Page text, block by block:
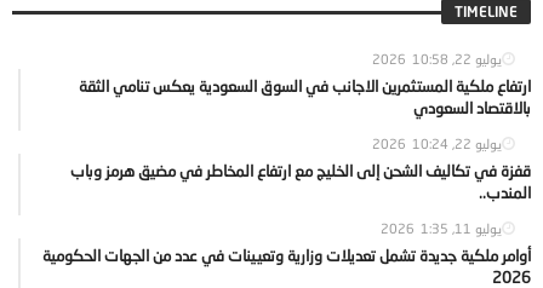
TIMELINE
يوليو 22, 2026 10:58
ارتفاع ملكية المستثمرين الاجانب في السوق السعودية يعكس تنامي الثقة
بالاقتصاد السعودي
يوليو 22, 2026 10:24
قفزة في تكاليف الشحن إلى الخليج مع ارتفاع المخاطر في مضيق هرمز وباب
المندب..
يوليو 11, 2026 1:35
أوامر ملكية جديدة تشمل تعديلات وزارية وتعيينات في عدد من الجهات الحكومية
2026